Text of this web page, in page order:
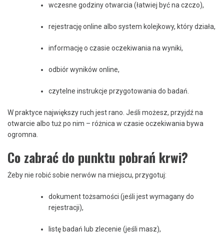
wczesne godziny otwarcia (łatwiej być na czczo),
rejestrację online albo system kolejkowy, który działa,
informację o czasie oczekiwania na wyniki,
odbiór wyników online,
czytelne instrukcje przygotowania do badań.
W praktyce największy ruch jest rano. Jeśli możesz, przyjdź na
otwarcie albo tuż po nim – różnica w czasie oczekiwania bywa
ogromna.
Co zabrać do punktu pobrań krwi?
Żeby nie robić sobie nerwów na miejscu, przygotuj:
dokument tożsamości (jeśli jest wymagany do
rejestracji),
listę badań lub zlecenie (jeśli masz),